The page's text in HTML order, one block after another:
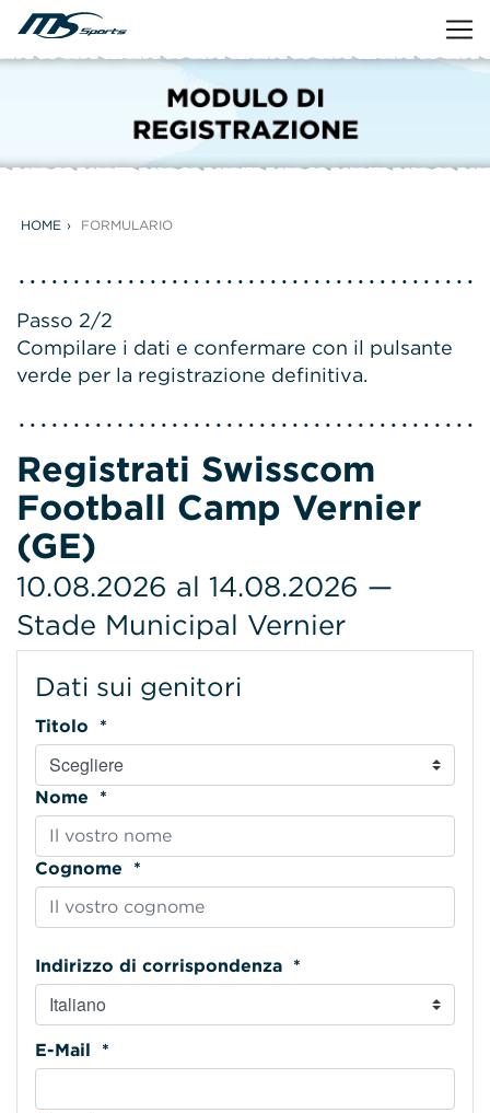
HOME FORMULARIO
Passo 2/2
Compilare i dati e confermare con il pulsante
verde per la registrazione definitiva.
Registrati Swisscom
Football Camp Vernier
(GE)
10.08.2026 al 14.08.2026 —
Stade Municipal Vernier
Dati sui genitori
Titolo *
Nome *
Cognome *
Indirizzo di corrispondenza *
E-Mail *